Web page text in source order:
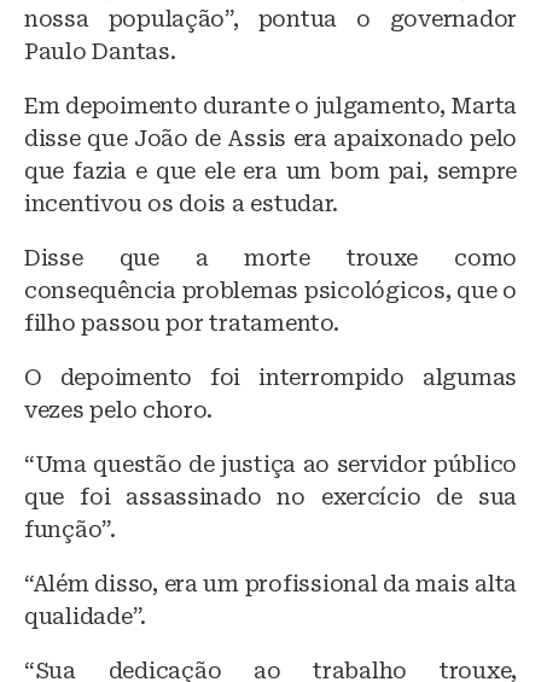
nossa população”, pontua o governador
Paulo Dantas.
Em depoimento durante o julgamento, Marta
disse que João de Assis era apaixonado pelo
que fazia e que ele era um bom pai, sempre
incentivou os dois a estudar.
Disse que a morte trouxe como
consequência problemas psicológicos, que o
filho passou por tratamento.
O depoimento foi interrompido algumas
vezes pelo choro.
“Uma questão de justiça ao servidor público
que foi assassinado no exercício de sua
função”.
“Além disso, era um profissional da mais alta
qualidade”.
“Sua dedicação ao trabalho trouxe,